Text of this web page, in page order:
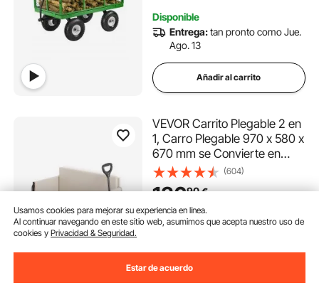
Disponible
Entrega:tan pronto como Jue.
Ago. 13
Añadir al carrito
VEVOR Carrito Plegable 2 en
1, Carro Plegable 970 x 580 x
670 mm se Convierte en
Banco con Asa Ajustable,
Capacidad de Peso de
Compras, Camping y
Jardinería, Caqui
(604)
13690€
1.0K+ Vistas Recientes
Entrega:tan pronto como Mié.
Ago. 12
Usamos cookies para mejorar su experiencia en línea.
Al continuar navegando en este sitio web, asumimos que acepta nuestro uso de
cookies yPrivacidad & Seguridad.
Estar de acuerdo